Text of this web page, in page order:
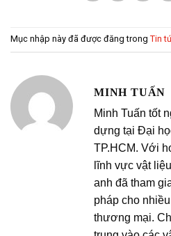
Mục nhập này đã được đăng trong Tin
MINH TUẤN
Minh Tuấn tốt
dựng tại Đại
TP.HCM. Với
lĩnh vực vật
anh đã tham
pháp cho
thương mại.